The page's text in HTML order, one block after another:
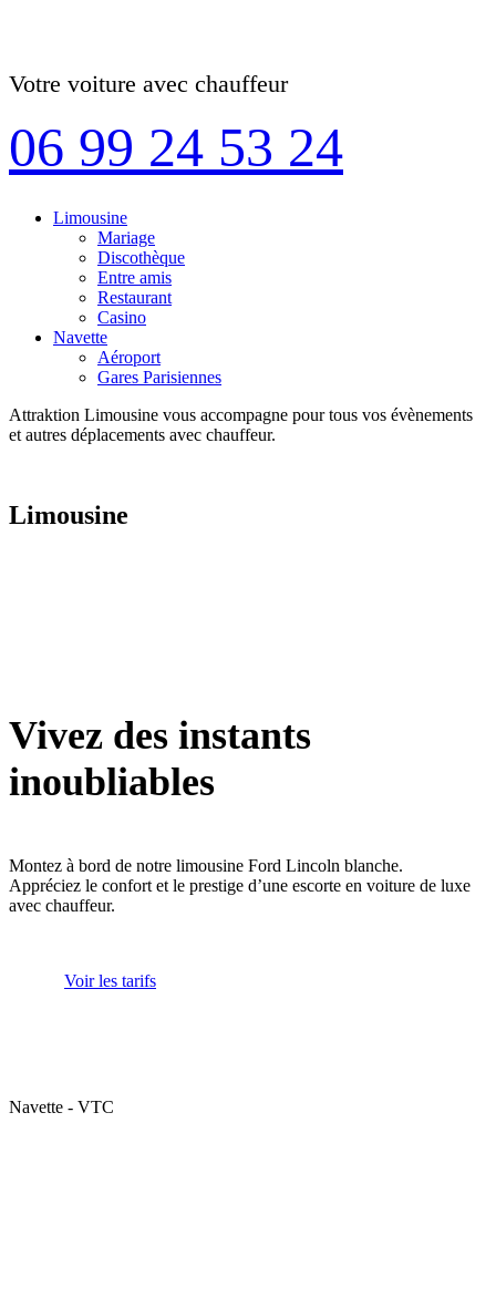
Votre voiture avec chauffeur
06 99 24 53 24
Limousine
Mariage
Discothèque
Entre amis
Restaurant
Casino
Navette
Aéroport
Gares Parisiennes
Attraktion Limousine vous accompagne pour tous vos évènements
et autres déplacements avec chauffeur.
Limousine
Vivez des instants
inoubliables
Montez à bord de notre limousine Ford Lincoln blanche.
Appréciez le confort et le prestige d’une escorte en voiture de luxe
avec chauffeur.
Voir les tarifs
Navette - VTC